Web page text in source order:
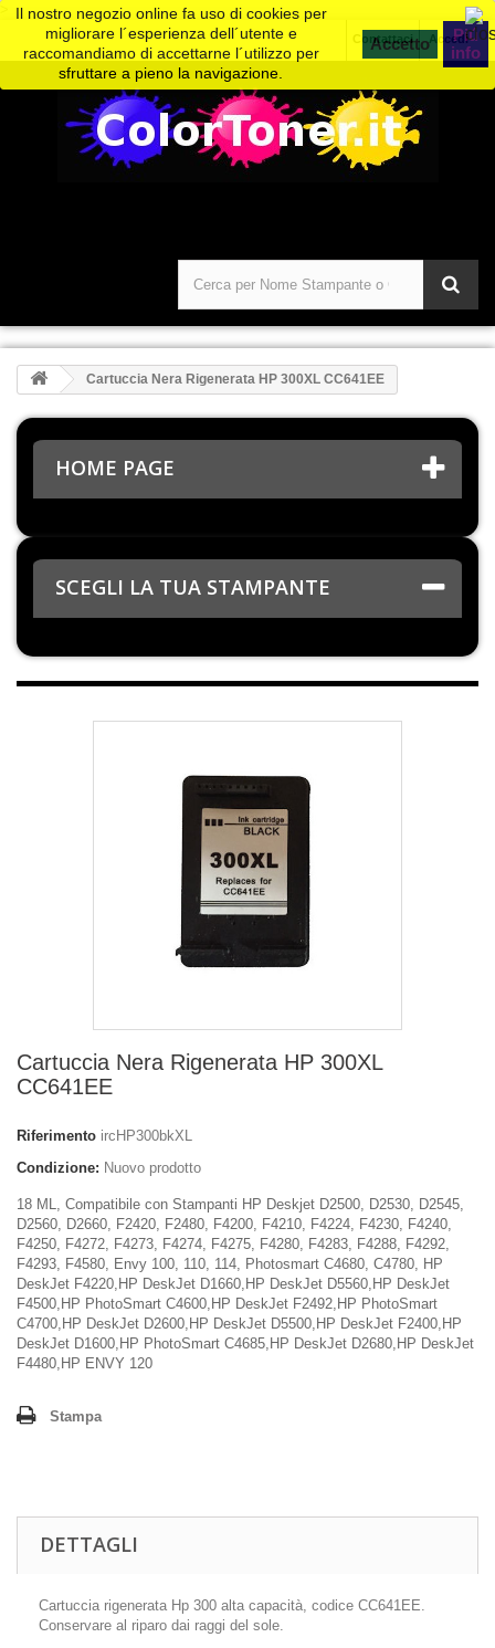
Accedi
Contattaci
Il nostro negozio online fa uso di cookies per
migliorare l´esperienza dell´utente e
raccomandiamo di accettarne l´utilizzo per
sfruttare a pieno la navigazione.
Piú
info
Cartuccia Nera Rigenerata HP 300XL CC641EE
HOME PAGE
SCEGLI LA TUA STAMPANTE
Cartuccia Nera Rigenerata HP 300XL
CC641EE
Riferimento ircHP300bkXL
Condizione: Nuovo prodotto
18 ML, Compatibile con Stampanti HP Deskjet D2500, D2530, D2545,
D2560, D2660, F2420, F2480, F4200, F4210, F4224, F4230, F4240,
F4250, F4272, F4273, F4274, F4275, F4280, F4283, F4288, F4292,
F4293, F4580, Envy 100, 110, 114, Photosmart C4680, C4780, HP
DeskJet F4220,HP DeskJet D1660,HP DeskJet D5560,HP DeskJet
F4500,HP PhotoSmart C4600,HP DeskJet F2492,HP PhotoSmart
C4700,HP DeskJet D2600,HP DeskJet D5500,HP DeskJet F2400,HP
DeskJet D1600,HP PhotoSmart C4685,HP DeskJet D2680,HP DeskJet
F4480,HP ENVY 120
Stampa
DETTAGLI
Cartuccia rigenerata Hp 300 alta capacità, codice CC641EE.
Conservare al riparo dai raggi del sole.